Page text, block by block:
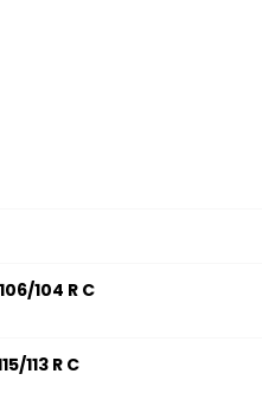
104 R C
113 R C